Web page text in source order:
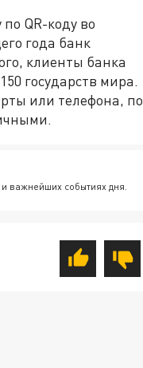
QR-коду во
года банк
клиенты банка
государств мира.
или телефона, по
важнейших событиях дня.